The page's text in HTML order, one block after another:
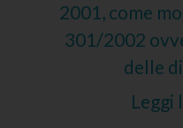
2001, come
301/2002
delle
Leggi